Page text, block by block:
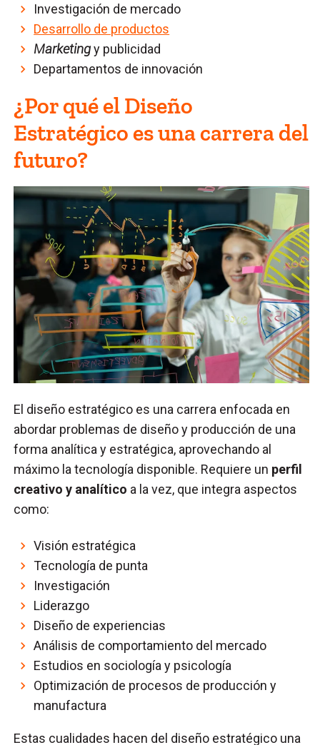
Investigación de mercado
Desarrollo de productos
Marketingy publicidad
Departamentos de innovación
¿Por qué el Diseño
Estratégico es una carrera del
futuro?
El diseño estratégico es una carrera enfocada en
abordar problemas de diseño y producción de una
forma analítica y estratégica, aprovechando al
máximo la tecnología disponible. Requiere un perfil
creativo y analítico a la vez, que integra aspectos
como:
Visión estratégica
Tecnología de punta
Investigación
Liderazgo
Diseño de experiencias
Análisis de comportamiento del mercado
Estudios en sociología y psicología
Optimización de procesos de producción y
manufactura
Estas cualidades hacen del diseño estratégico una